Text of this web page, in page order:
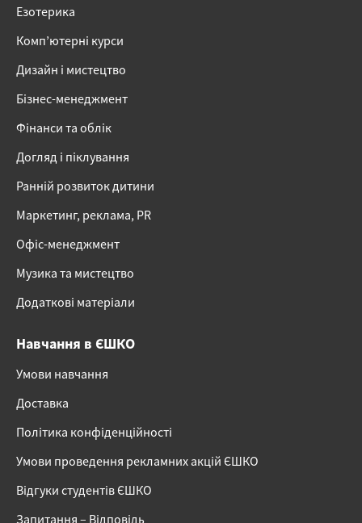
Езотерика
Комп’ютерні курси
Дизайн і мистецтво
Бізнес-менеджмент
Фінанси та облік
Догляд і піклування
Ранній розвиток дитини
Маркетинг, реклама, PR
Офіс-менеджмент
Музика та мистецтво
Додаткові матеріали
Навчання в ЄШКО
Умови навчання
Доставка
Політика конфіденційності
Умови проведення рекламних акцій ЄШКО
Відгуки студентів ЄШКО
Запитання – Відповідь